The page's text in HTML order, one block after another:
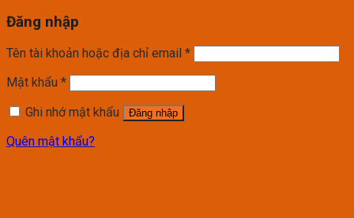
Đăng nhập
Tên tài khoản hoặc địa chỉ email *
Mật khẩu *
Ghi nhớ mật khẩu
Đăng nhập
Quên mật khẩu?